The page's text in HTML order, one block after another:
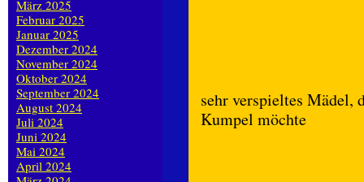
sehr verspieltes Mädel,
Kumpel möchte
März 2025
Februar 2025
Januar 2025
Dezember 2024
November 2024
Oktober 2024
September 2024
August 2024
Juli 2024
Juni 2024
Mai 2024
April 2024